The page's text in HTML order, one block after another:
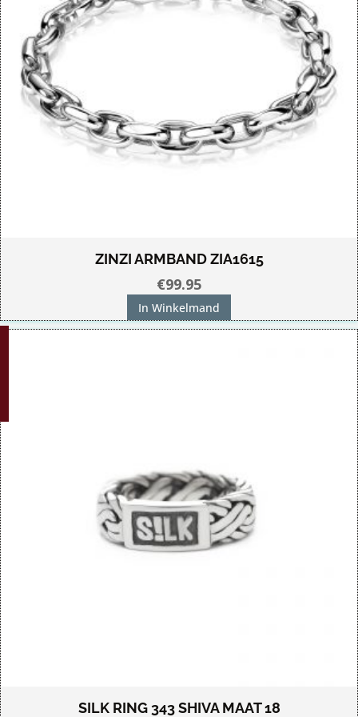
ZINZI ARMBAND ZIA1615
€99.95
In Winkelmand
SILK RING 343 SHIVA MAAT 18